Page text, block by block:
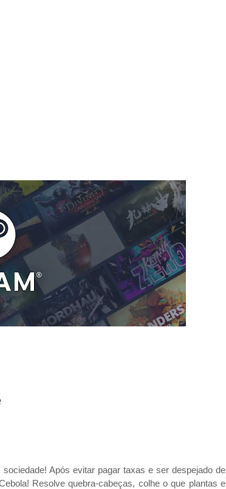
Após evitar pagar taxas e ser despejado de
Resolve quebra-cabeças, colhe o que plantas e